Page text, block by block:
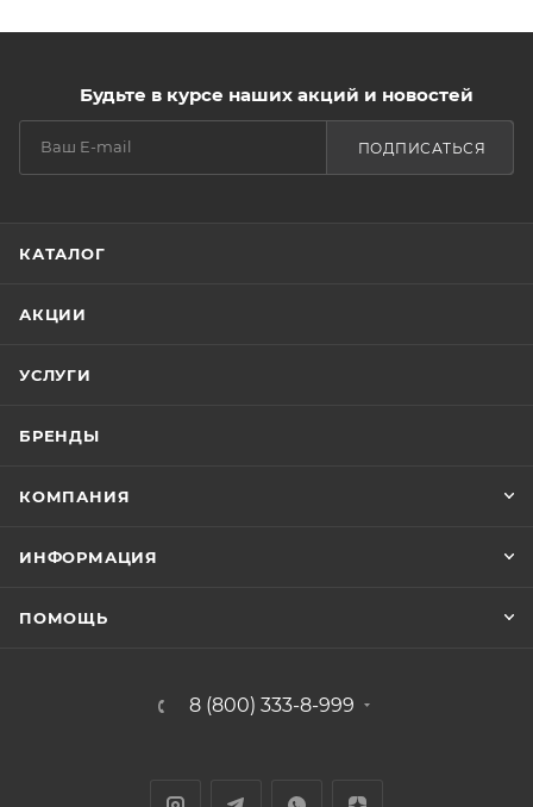
Будьте в курсе наших акций и новостей
ПОДПИСАТЬСЯ
КАТАЛОГ
АКЦИИ
УСЛУГИ
БРЕНДЫ
КОМПАНИЯ
ИНФОРМАЦИЯ
ПОМОЩЬ
8 (800) 333-8-999